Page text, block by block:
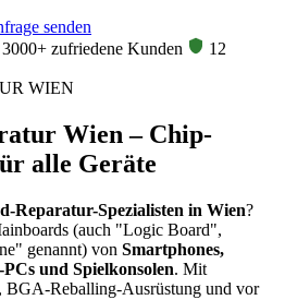
senden
3000+ zufriedene Kunden
12
WIEN
Wien – Chip-
alle Geräte
Reparatur-Spezialisten in Wien?
(auch "Logic Board",
genannt) von Smartphones,
und Spielkonsolen. Mit
Reballing-Ausrüstung und vor